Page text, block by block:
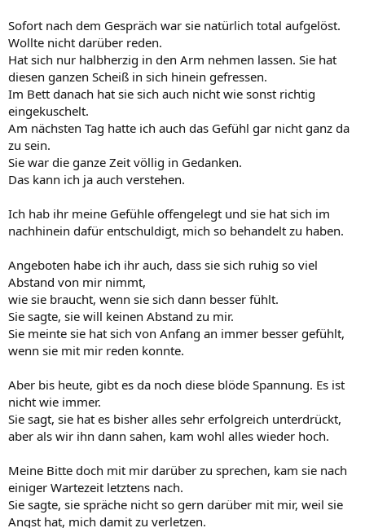
Sofort nach dem Gespräch war sie natürlich total aufgelöst.
Wollte nicht darüber reden.
Hat sich nur halbherzig in den Arm nehmen lassen. Sie hat
diesen ganzen Scheiß in sich hinein gefressen.
Im Bett danach hat sie sich auch nicht wie sonst richtig
eingekuschelt.
Am nächsten Tag hatte ich auch das Gefühl gar nicht ganz da
zu sein.
Sie war die ganze Zeit völlig in Gedanken.
Das kann ich ja auch verstehen.
Ich hab ihr meine Gefühle offengelegt und sie hat sich im
nachhinein dafür entschuldigt, mich so behandelt zu haben.
Angeboten habe ich ihr auch, dass sie sich ruhig so viel
Abstand von mir nimmt,
wie sie braucht, wenn sie sich dann besser fühlt.
Sie sagte, sie will keinen Abstand zu mir.
Sie meinte sie hat sich von Anfang an immer besser gefühlt,
wenn sie mit mir reden konnte.
Aber bis heute, gibt es da noch diese blöde Spannung. Es ist
nicht wie immer.
Sie sagt, sie hat es bisher alles sehr erfolgreich unterdrückt,
aber als wir ihn dann sahen, kam wohl alles wieder hoch.
Meine Bitte doch mit mir darüber zu sprechen, kam sie nach
einiger Wartezeit letztens nach.
Sie sagte, sie spräche nicht so gern darüber mit mir, weil sie
Angst hat, mich damit zu verletzen.